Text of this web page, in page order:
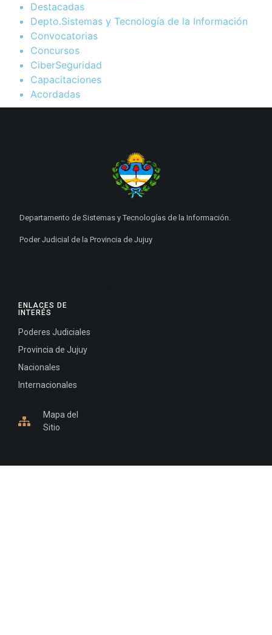
Destacadas
Depto.Sistemas y Tecnología de la Información
Convocatorias
Concursos
CiberSeguridad
Capacitaciones
Acordadas
ENLACES DE
INTERÉS
Poderes Judiciales
Provincia de Jujuy
Nacionales
Internacionales
Mapa del
Sitio
Departamento de Sistemas y Tecnologías de la Información.
Poder Judicial de la Provincia de Jujuy